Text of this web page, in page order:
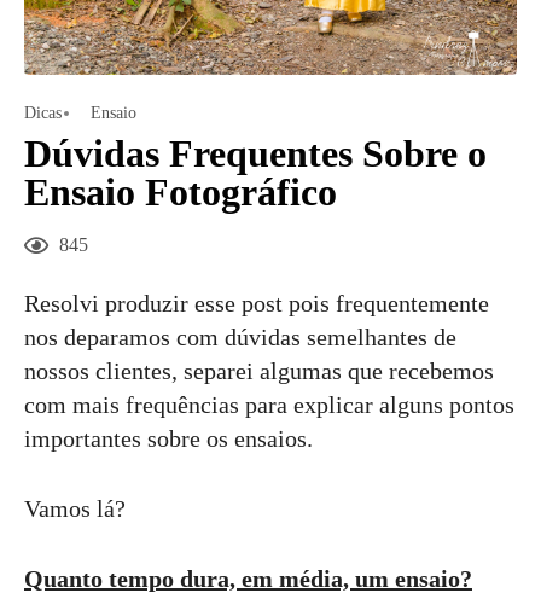
Dicas Ensaio
Dúvidas Frequentes Sobre o
Ensaio Fotográfico
845
Resolvi produzir esse post pois frequentemente
nos deparamos com dúvidas semelhantes de
nossos clientes, separei algumas que recebemos
com mais frequências para explicar alguns pontos
importantes sobre os ensaios.
Vamos lá?
Quanto tempo dura, em média, um ensaio?